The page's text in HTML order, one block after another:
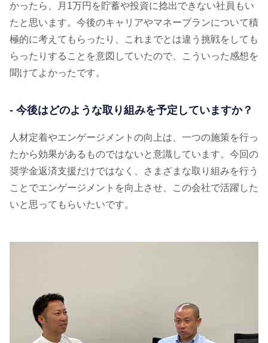
かったら、月1万円を貯蓄や投資に捻出できない社員もい
たと思います。今後のキャリアやマネープランについて積
極的に考えてもらったり、これまでとは違う挑戦をしても
らったりすることを意図していたので、こういった感想を
聞けてよかったです。
- 今後はどのような取り組みを予定していますか？
人材定着やエンゲージメントの向上は、一つの施策を行っ
たから効果があるものではないと意識しています。今回の
奨学金返済支援だけではなく、さまざまな取り組みを行う
ことでエンゲージメントを向上させ、この会社で活躍した
いと思ってもらいたいです。